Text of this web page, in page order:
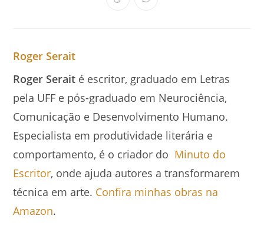
Roger Serait
Roger Serait é escritor, graduado em Letras
pela UFF e pós-graduado em Neurociência,
Comunicação e Desenvolvimento Humano.
Especialista em produtividade literária e
comportamento, é o criador do Minuto do
Escritor, onde ajuda autores a transformarem
técnica em arte. Confira minhas obras na
Amazon.